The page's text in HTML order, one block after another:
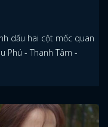
dấu hai cột mốc quan
Phú - Thanh Tâm -